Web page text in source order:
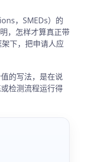
，SMEDs）的
，怎样才算真正带
下，把申请人应
的写法，是在说
检测流程运行得